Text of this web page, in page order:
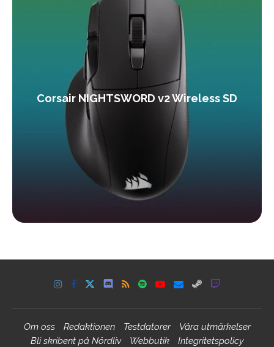
Corsair NIGHTSWORD v2 Wireless SD
Om oss Redaktionen Testdatorer
Våra utmärkelser
Bli skribent på Nördliv
Webbutik Integritetspolicy